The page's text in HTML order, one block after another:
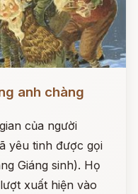
anh chàng
của người
yêu tinh được gọi
Giáng sinh). Họ
xuất hiện vào